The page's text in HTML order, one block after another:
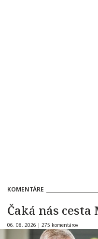
KOMENTÁRE
Čaká nás cesta
06. 08. 2026 | 275 komentárov